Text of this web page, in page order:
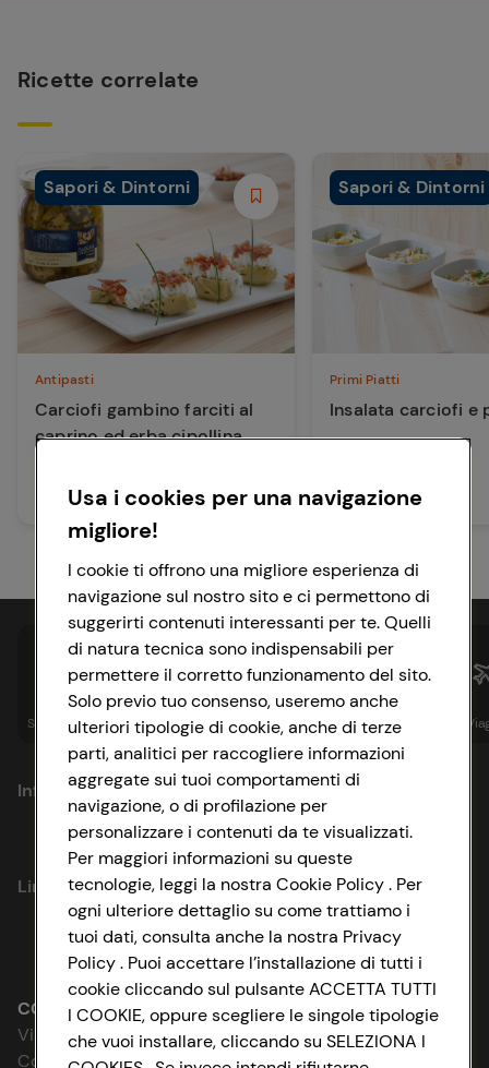
Ricette correlate
Sapori & Dintorni
Antipasti
Carciofi gambino farciti al
caprino ed erba cipollina
10 min Facile
Sapori & Dintorni
Primi Piatti
Insalata carciofi e
Spesa online Assicurazioni Sapori& Istituzionale
Informazioni
Privacy Policy
Cookie Policy
Impostazioni Cookie
Accessibilità
D&I e Parità di Genere
Link utili
Lavora con noi
Le cooperative
News & Approfondimenti
CONAD SOCIETÀ COOPERATIVA
Via Michelino, 59 | 40127 BOLOGNA
Codice Fiscale e Registro Imprese
Usa i cookies per una navigazione
migliore!
I cookie ti offrono una migliore esperienza di
navigazione sul nostro sito e ci permettono di
suggerirti contenuti interessanti per te. Quelli
di natura tecnica sono indispensabili per
permettere il corretto funzionamento del sito.
Solo previo tuo consenso, useremo anche
ulteriori tipologie di cookie, anche di terze
parti, analitici per raccogliere informazioni
aggregate sui tuoi comportamenti di
navigazione, o di profilazione per
personalizzare i contenuti da te visualizzati.
Per maggiori informazioni su queste
tecnologie, leggi la nostra Cookie Policy . Per
ogni ulteriore dettaglio su come trattiamo i
tuoi dati, consulta anche la nostra Privacy
Policy . Puoi accettare l’installazione di tutti i
cookie cliccando sul pulsante ACCETTA TUTTI
I COOKIE, oppure scegliere le singole tipologie
che vuoi installare, cliccando su SELEZIONA I